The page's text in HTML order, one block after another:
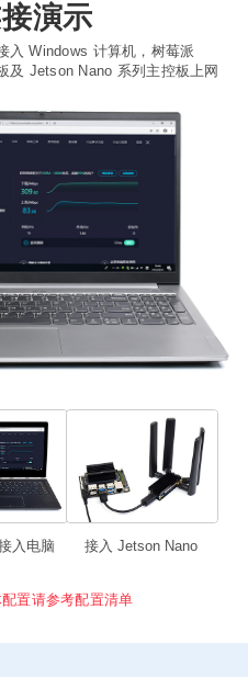
演示
入 Windows 计算机，树莓派
Jetson Nano 系列主控板上网
入电脑 接入 Jetson Nano
置请参考配置清单